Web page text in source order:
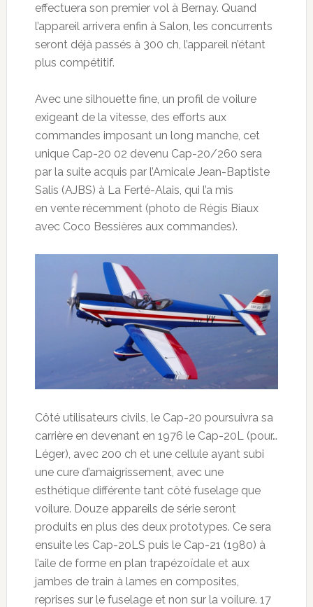
effectuera son premier vol à Bernay. Quand
l’appareil arrivera enfin à Salon, les concurrents
seront déjà passés à 300 ch, l’appareil n’étant
plus compétitif.
Avec une silhouette fine, un profil de voilure
exigeant de la vitesse, des efforts aux
commandes imposant un long manche, cet
unique Cap-20 02 devenu Cap-20/260 sera
par la suite acquis par l’Amicale Jean-Baptiste
Salis (AJBS) à La Ferté-Alais, qui l’a mis
en vente récemment (photo de Régis Biaux
avec Coco Bessières aux commandes).
Côté utilisateurs civils, le Cap-20 poursuivra sa
carrière en devenant en 1976 le Cap-20L (pour…
Léger), avec 200 ch et une cellule ayant subi
une cure d’amaigrissement, avec une
esthétique différente tant côté fuselage que
voilure. Douze appareils de série seront
produits en plus des deux prototypes. Ce sera
ensuite les Cap-20LS puis le Cap-21 (1980) à
l’aile de forme en plan trapézoïdale et aux
jambes de train à lames en composites,
reprises sur le fuselage et non sur la voilure. 17